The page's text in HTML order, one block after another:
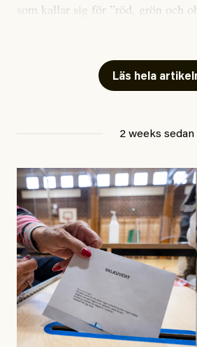
som kallar sig för ”röd, grön och
skriver för? Vad betyder det att
oberoende” tidning? Och vad är
utpekas som israelisk infiltratör”.
handlar artikeln om en person vars
splittring och oro i rörelsen”.
skapar betydligt mer oro i
oberoende vänstern – än den
eller dess bakgrund.
Det finns en väldigt enkel regel
rörelser när det gäller misstänkta
Läs hela
2 weeks sedan